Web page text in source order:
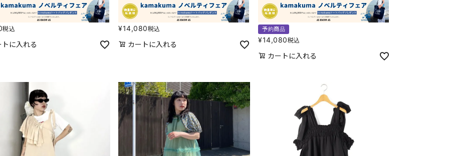
税込
トに入れる
¥14,080税込
カートに入れる
予約商品
¥14,080税込
カートに入れる